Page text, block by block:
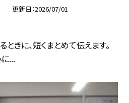
更新日 2026/07/01
きに、短くまとめて伝えます。
...